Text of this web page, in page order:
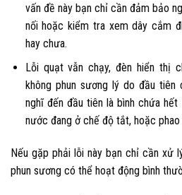
vấn đề này bạn chỉ cần đảm bảo
nối hoặc kiểm tra xem dây cắm
hay chưa.
Lỗi quạt vẫn chạy, đèn hiển thị
không phun sương lý do đầu
nghĩ đến đầu tiên là bình chứa
nước đang ở chế độ tắt, hoặc
Nếu gặp phải lỗi này bạn chỉ cần xử
phun sương có thể hoạt động bình